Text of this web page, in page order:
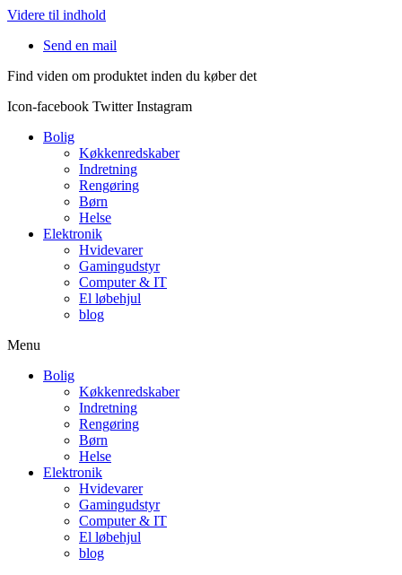
Videre til indhold
Send en mail
Find viden om produktet inden du køber det
Icon-facebook Twitter Instagram
Bolig
Køkkenredskaber
Indretning
Rengøring
Børn
Helse
Elektronik
Hvidevarer
Gamingudstyr
Computer & IT
El løbehjul
blog
Menu
Bolig
Køkkenredskaber
Indretning
Rengøring
Børn
Helse
Elektronik
Hvidevarer
Gamingudstyr
Computer & IT
El løbehjul
blog